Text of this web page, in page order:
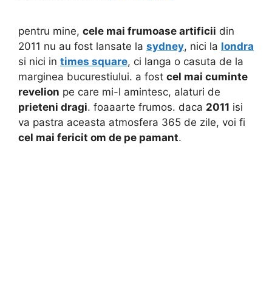
pentru mine, cele mai frumoase artificii din
2011 nu au fost lansate la sydney, nici la londra
si nici in times square, ci langa o casuta de la
marginea bucurestiului. a fost cel mai cuminte
revelion pe care mi-l amintesc, alaturi de
prieteni dragi. foaaarte frumos. daca 2011 isi
va pastra aceasta atmosfera 365 de zile, voi fi
cel mai fericit om de pe pamant.